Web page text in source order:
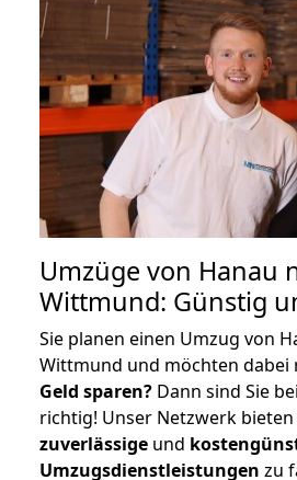
Umzüge von Hanau
Wittmund: Günstig
Sie planen einen Umzug von
Wittmund und möchten dabei
Geld sparen? Dann sind Sie
richtig! Unser Netzwerk
zuverlässige und
Umzugsdienstleistungen zu